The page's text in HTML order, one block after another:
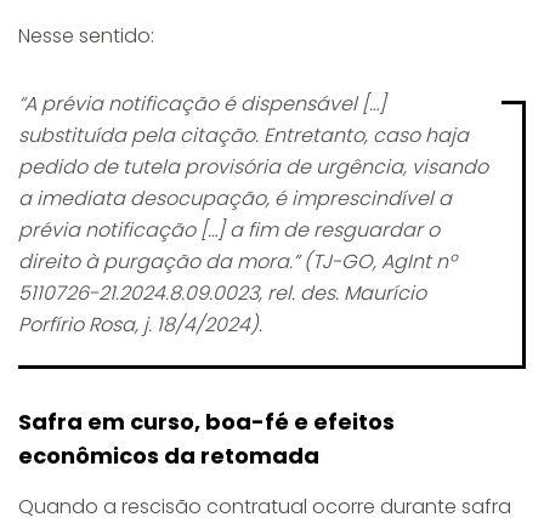
Nesse sentido:
“A prévia notificação é dispensável […]
substituída pela citação. Entretanto, caso haja
pedido de tutela provisória de urgência, visando
a imediata desocupação, é imprescindível a
prévia notificação […] a fim de resguardar o
direito à purgação da mora.” (TJ-GO, AgInt nº
5110726-21.2024.8.09.0023, rel. des. Maurício
Porfírio Rosa, j. 18/4/2024).
Safra em curso, boa-fé e efeitos
econômicos da retomada
Quando a rescisão contratual ocorre durante safra